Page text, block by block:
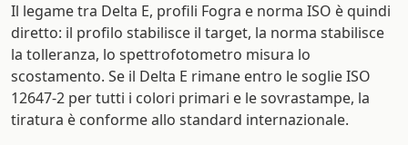
Il legame tra Delta E, profili Fogra e norma ISO è quindi
diretto: il profilo stabilisce il target, la norma stabilisce
la tolleranza, lo spettrofotometro misura lo
scostamento. Se il Delta E rimane entro le soglie ISO
12647-2 per tutti i colori primari e le sovrastampe, la
tiratura è conforme allo standard internazionale.